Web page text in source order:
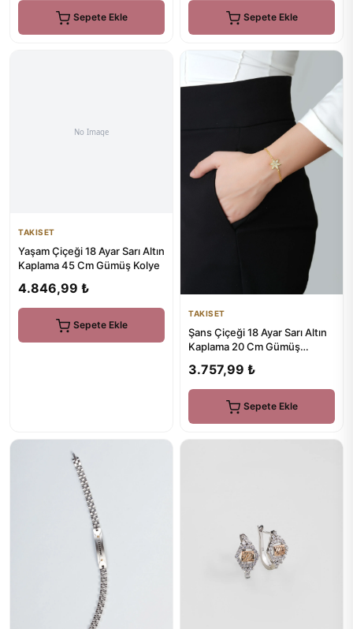
Sepete Ekle Sepete Ekle
TAKISET
Yaşam Çiçeği 18 Ayar Sarı Altın
Kaplama 45 Cm Gümüş Kolye
4.846,99 ₺
Sepete Ekle
TAKISET
Şans Çiçeği 18 Ayar Sarı Altın
Kaplama 20 Cm Gümüş
3.757,99 ₺
Sepete Ekle